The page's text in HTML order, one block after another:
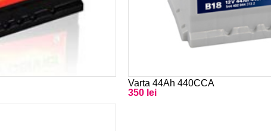
Varta 44Ah 440CCA
350 lei